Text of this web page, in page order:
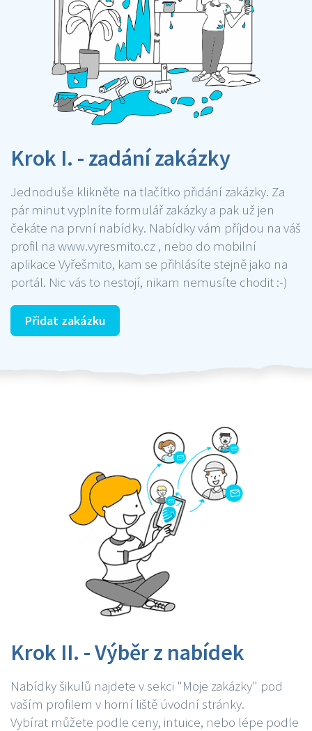
Krok I. - zadání zakázky
Jednoduše klikněte na tlačítko přidání zakázky. Za
pár minut vyplníte formulář zakázky a pak už jen
čekáte na první nabídky. Nabídky vám příjdou na váš
profil na www.vyresmito.cz , nebo do mobilní
aplikace Vyřešmito, kam se přihlásíte stejně jako na
portál. Nic vás to nestojí, nikam nemusíte chodit :-)
Přidat zakázku
Krok II. - Výběr z nabídek
Nabídky šikulů najdete v sekci "Moje zakázky" pod
vaším profilem v horní liště úvodní stránky.
Vybírat můžete podle ceny, intuice, nebo lépe podle